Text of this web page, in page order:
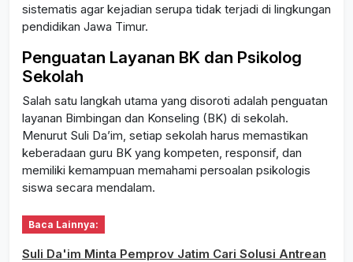
sistematis agar kejadian serupa tidak terjadi di lingkungan
pendidikan Jawa Timur.
Penguatan Layanan BK dan Psikolog
Sekolah
Salah satu langkah utama yang disoroti adalah penguatan
layanan Bimbingan dan Konseling (BK) di sekolah.
Menurut Suli Da’im, setiap sekolah harus memastikan
keberadaan guru BK yang kompeten, responsif, dan
memiliki kemampuan memahami persoalan psikologis
siswa secara mendalam.
Baca Lainnya:
Suli Da'im Minta Pemprov Jatim Cari Solusi Antrean